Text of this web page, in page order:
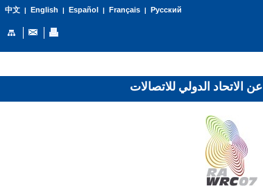
中文| English | Español | Français| Русский
عن الاتحاد الدولي للاتصالات